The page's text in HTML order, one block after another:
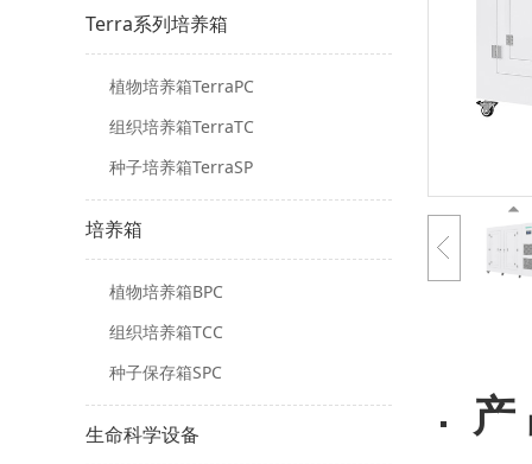
Terra系列培养箱
植物培养箱TerraPC
组织培养箱TerraTC
种子培养箱TerraSP
培养箱
植物培养箱BPC
组织培养箱TCC
种子保存箱SPC
生命科学设备 产